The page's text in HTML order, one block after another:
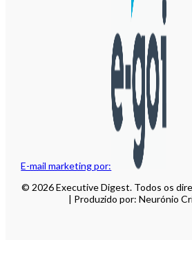
E-mail marketing por:
© 2026 Executive Digest. Todos os
| Produzido por: Neurónio